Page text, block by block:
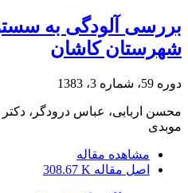
بررسی آلودگی به
شهرستان کاشان
دوره 59، شماره 3، 1383
محسن اربابی، عباس درودگر،
موبدی
مشاهده مقاله
اصل مقاله 308.67 K